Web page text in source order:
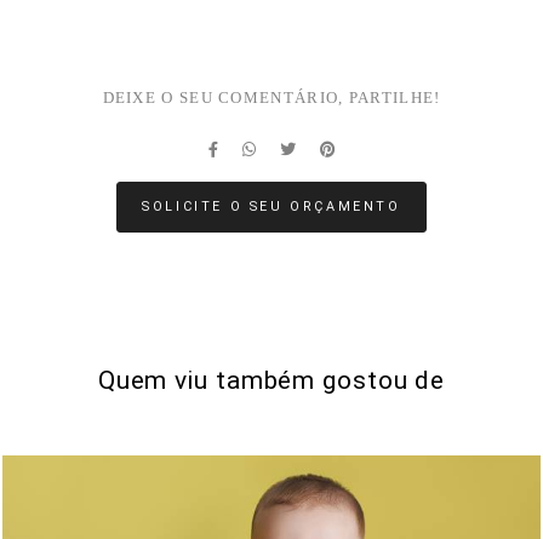
DEIXE O SEU COMENTÁRIO, PARTILHE!
SOLICITE O SEU ORÇAMENTO
Quem viu também gostou de